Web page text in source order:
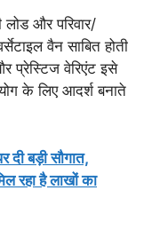
और परिवार/
वैन साबित होती
प्रेस्टिज वेरिएंट इसे
के लिए आदर्श बनाते
बड़ी सौगात,
है लाखों का